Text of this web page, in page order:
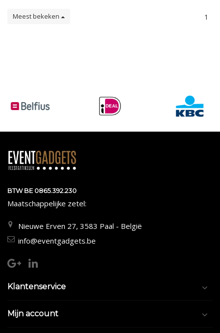
Meest bekeken 1
BTW BE 0865.392.230
Maatschappelijke zetel:
Nieuwe Erven 27, 3583 Paal - België
info@eventgadgets.be
Klantenservice
Mijn account